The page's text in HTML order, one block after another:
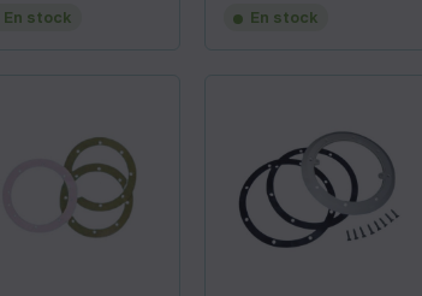
En stock En stock